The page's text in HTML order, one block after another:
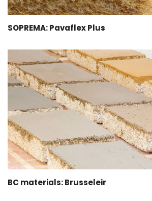
SOPREMA: Pavaflex Plus
BC materials: Brusseleir